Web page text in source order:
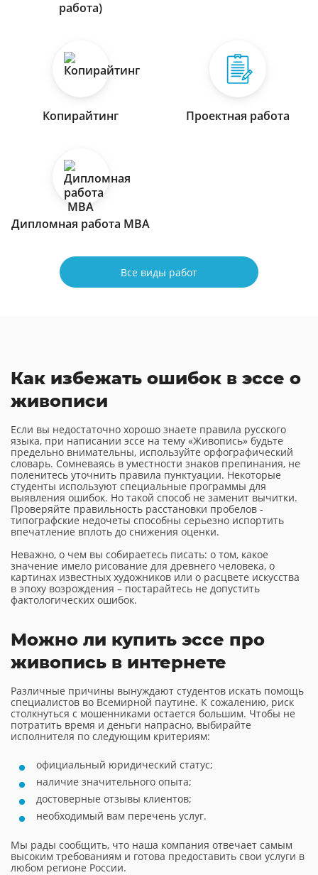
работа)
Копирайтинг Проектная работа
Дипломная работа МВА
Все виды работ
Как избежать ошибок в эссе о
живописи
Если вы недостаточно хорошо знаете правила русского
языка, при написании эссе на тему «Живопись» будьте
предельно внимательны, используйте орфографический
словарь. Сомневаясь в уместности знаков препинания, не
поленитесь уточнить правила пунктуации. Некоторые
студенты используют специальные программы для
выявления ошибок. Но такой способ не заменит вычитки.
Проверяйте правильность расстановки пробелов -
типографские недочеты способны серьезно испортить
впечатление вплоть до снижения оценки.
Неважно, о чем вы собираетесь писать: о том, какое
значение имело рисование для древнего человека, о
картинах известных художников или о расцвете искусства
в эпоху возрождения – постарайтесь не допустить
фактологических ошибок.
Можно ли купить эссе про
живопись в интернете
Различные причины вынуждают студентов искать помощь
специалистов во Всемирной паутине. К сожалению, риск
столкнуться с мошенниками остается большим. Чтобы не
потратить время и деньги напрасно, выбирайте
исполнителя по следующим критериям:
официальный юридический статус;
наличие значительного опыта;
достоверные отзывы клиентов;
необходимый вам перечень услуг.
Мы рады сообщить, что наша компания отвечает самым
высоким требованиям и готова предоставить свои услуги в
любом регионе России.